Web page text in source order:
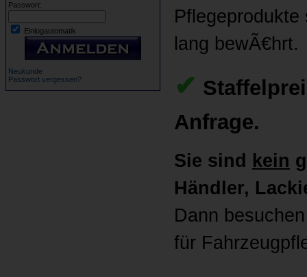
Passwort:
Einlogautomatik
Neukunde
Passwort vergessen?
lang bewÃ€hrt.
✔
Anfrage.
Sie sind kein
Händler,
Dann
für